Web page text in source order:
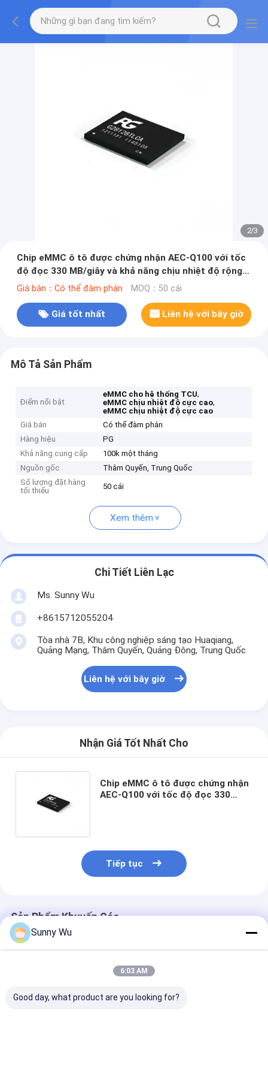
2/3
Chip eMMC ô tô được chứng nhận AEC-Q100 với tốc
độ đọc 330 MB/giây và khả năng chịu nhiệt độ rộng
cho TCU
Giá bán：Có thể đàm phán MOQ：50 cái
Giá tốt nhất Liên hệ với bây giờ
Mô Tả Sản Phẩm
Điểm nổi bật
eMMC cho hệ thống TCU,
eMMC chịu nhiệt độ cực cao,
eMMC chịu nhiệt độ cực cao
Giá bán
Có thể đàm phán
Hàng hiệu
PG
Khả năng cung cấp
100k một tháng
Nguồn gốc
Thâm Quyến, Trung Quốc
Số lượng đặt hàng
tối thiểu
50 cái
Xem thêm
Chi Tiết Liên Lạc
Ms. Sunny Wu
+8615712055204
Tòa nhà 7B, Khu công nghiệp sáng tạo Huaqiang,
Quảng Mạng, Thâm Quyến, Quảng Đông, Trung Quốc
Liên hệ với bây giờ
Nhận Giá Tốt Nhất Cho
Chip eMMC ô tô được chứng nhận
AEC-Q100 với tốc độ đọc 330
Tiếp tục
Sản Phẩm Khuyến Cáo
Sunny Wu
6:03 AM
Good day, what product are you looking for?